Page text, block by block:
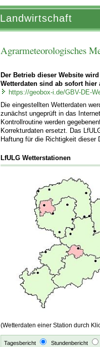
Landwirtschaft
Agrarmeteorologisches
Der Betrieb dieser Website
Wetterdaten sind ab sofort hier
https://geobox-i.de/GBV-DE-
Die eingestellten Wetterdaten
zunächst ungeprüft in das
Kontrollroutine werden
Korrekturdaten ersetzt. Das
Haftung für die Richtigkeit dieser
LfULG Wetterstationen
(Wetterdaten einer Station durch
Tagesbericht Stundenbericht